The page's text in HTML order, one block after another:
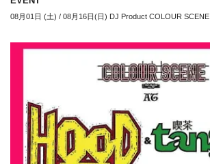
08月01日 (土) / 08月16日(日) DJ Product COLOUR SCENE